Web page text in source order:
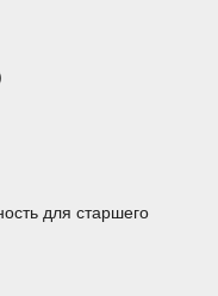
для старшего